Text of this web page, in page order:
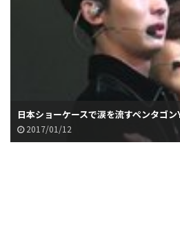
日本ショーケースで涙を流すペンタゴ
2017/01/12